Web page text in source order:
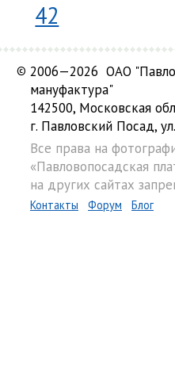
42
© 2006—2026 ОАО
мануфактура"
142500, Московская
г. Павловский Посад,
Все права на
«Павловопосадская
на других сайтах
Контакты Форум Блог